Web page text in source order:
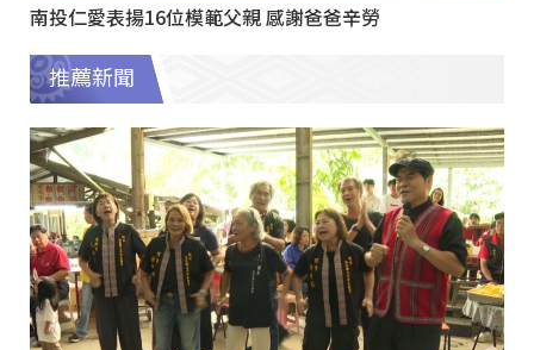
南投仁愛表揚16位模範父親 感謝爸爸辛勞
推薦新聞